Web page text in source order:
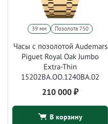
39 мм Позолота 750
Часы с позолотой Audemars
Piguet Royal Oak Jumbo
Extra-Thin
15202BA.OO.1240BA.02
210 000 ₽
В корзину